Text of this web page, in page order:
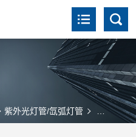
紫外光灯管/氙弧灯管 国产/进口